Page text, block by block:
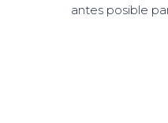
antes posible